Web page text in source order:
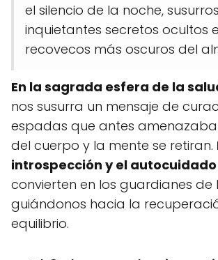
el silencio de la noche,
inquietantes secretos ocultos
recovecos más oscuros del
En la sagrada esfera de la
nos susurra un mensaje de
espadas que antes
del cuerpo y la mente se retiran.
introspección y el autocuidado
convierten en los guardianes de
guiándonos hacia la
equilibrio.